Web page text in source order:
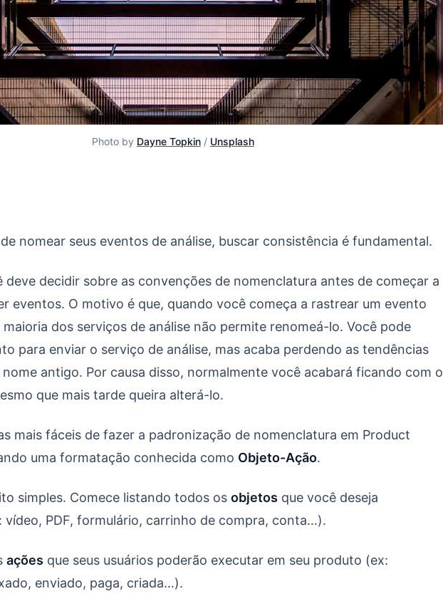
Photo by Dayne Topkin / Unsplash
Objeto-Ação na Nomenclatura de Dados
nomear seus eventos de análise, buscar consistência é fundamental.
deve decidir sobre as convenções de nomenclatura antes de começar a
eventos. O motivo é que, quando você começa a rastrear um evento
dos serviços de análise não permite renomeá-lo. Você pode
para enviar o serviço de análise, mas acaba perdendo as tendências
antigo. Por causa disso, normalmente você acabará ficando com o
que mais tarde queira alterá-lo.
mais fáceis de fazer a padronização de nomenclatura em Product
uma formatação conhecida como Objeto-Ação.
simples. Comece listando todos os objetos que você deseja
vídeo, PDF, formulário, carrinho de compra, conta…).
ações que seus usuários poderão executar em seu produto (ex:
enviado, paga, criada…).